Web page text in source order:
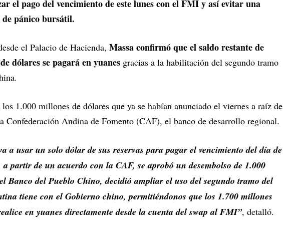
el pago del vencimiento de este lunes con el FMI y así evitar una
pánico bursátil.
el Palacio de Hacienda, Massa confirmó que el saldo restante de
dólares se pagará en yuanes gracias a la habilitación del segundo tramo
1.000 millones de dólares que ya se habían anunciado el viernes a raíz de
Confederación Andina de Fomento (CAF), el banco de desarrollo regional.
a usar un solo dólar de sus reservas para pagar el vencimiento del día de
partir de un acuerdo con la CAF, se aprobó un desembolso de 1.000
Banco del Pueblo Chino, decidió ampliar el uso del segundo tramo del
tiene con el Gobierno chino, permitiéndonos que los 1.700 millones
en yuanes directamente desde la cuenta del swap al FMI”, detalló.